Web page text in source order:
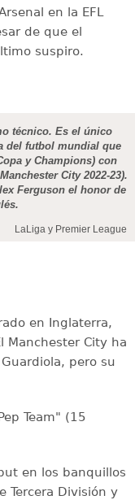
en la EFL
de que el
suspiro.
técnico. Es el único
del futbol mundial que
y Champions) con
City 2022-23).
Ferguson el honor de
LaLiga y Premier League
en Inglaterra,
Manchester City ha
pero su
Team" (15
en los banquillos
Tercera División y